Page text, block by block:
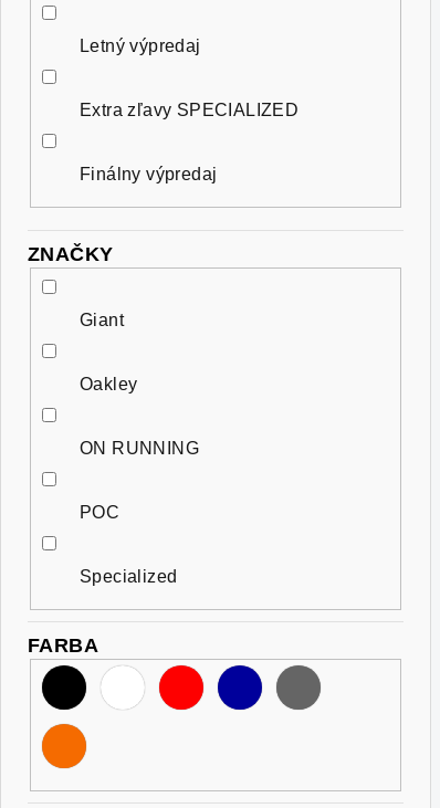
Letný výpredaj
Extra zľavy SPECIALIZED
Finálny výpredaj
ZNAČKY
Giant
Oakley
ON RUNNING
POC
Specialized
FARBA